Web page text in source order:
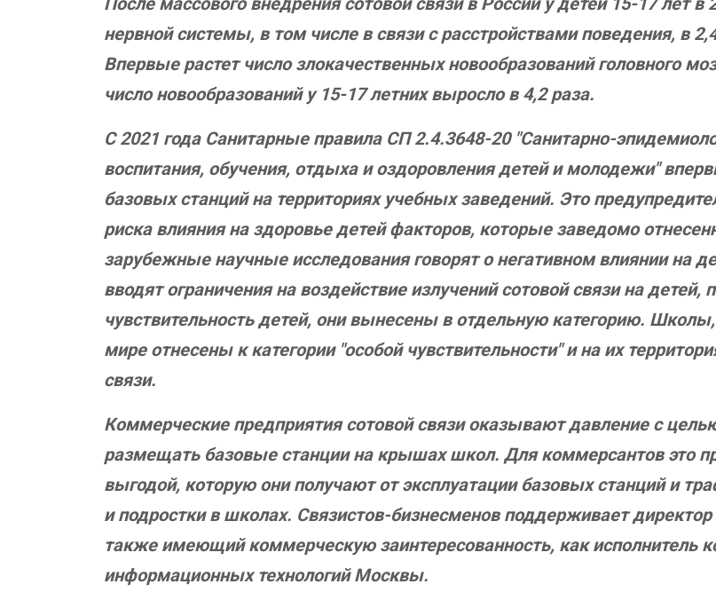
нервной системы, в том числе в связи с расстройствами поведения, в
Впервые растет число злокачественных новообразований головного
число новообразований у 15-17 летних выросло в 4,2 раза.
С 2021 года Санитарные правила СП 2.4.3648-20 "Санитарно-
воспитания, обучения, отдыха и оздоровления детей и молодежи"
базовых станций на территориях учебных заведений. Это
риска влияния на здоровье детей факторов, которые заведомо
зарубежные научные исследования говорят о негативном влиянии на
вводят ограничения на воздействие излучений сотовой связи на
чувствительность детей, они вынесены в отдельную категорию.
мире отнесены к категории "особой чувствительности" и на их
связи.
Коммерческие предприятия сотовой связи оказывают давление с
размещать базовые станции на крышах школ. Для коммерсантов это
выгодой, которую они получают от эксплуатации базовых станций и
и подростки в школах. Связистов-бизнесменов поддерживает
также имеющий коммерческую заинтересованность, как исполнитель
информационных технологий Москвы.